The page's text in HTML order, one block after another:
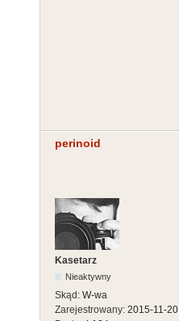
perinoid
Kasetarz
Nieaktywny
Skąd: W-wa
Zarejestrowany: 2015-11-20